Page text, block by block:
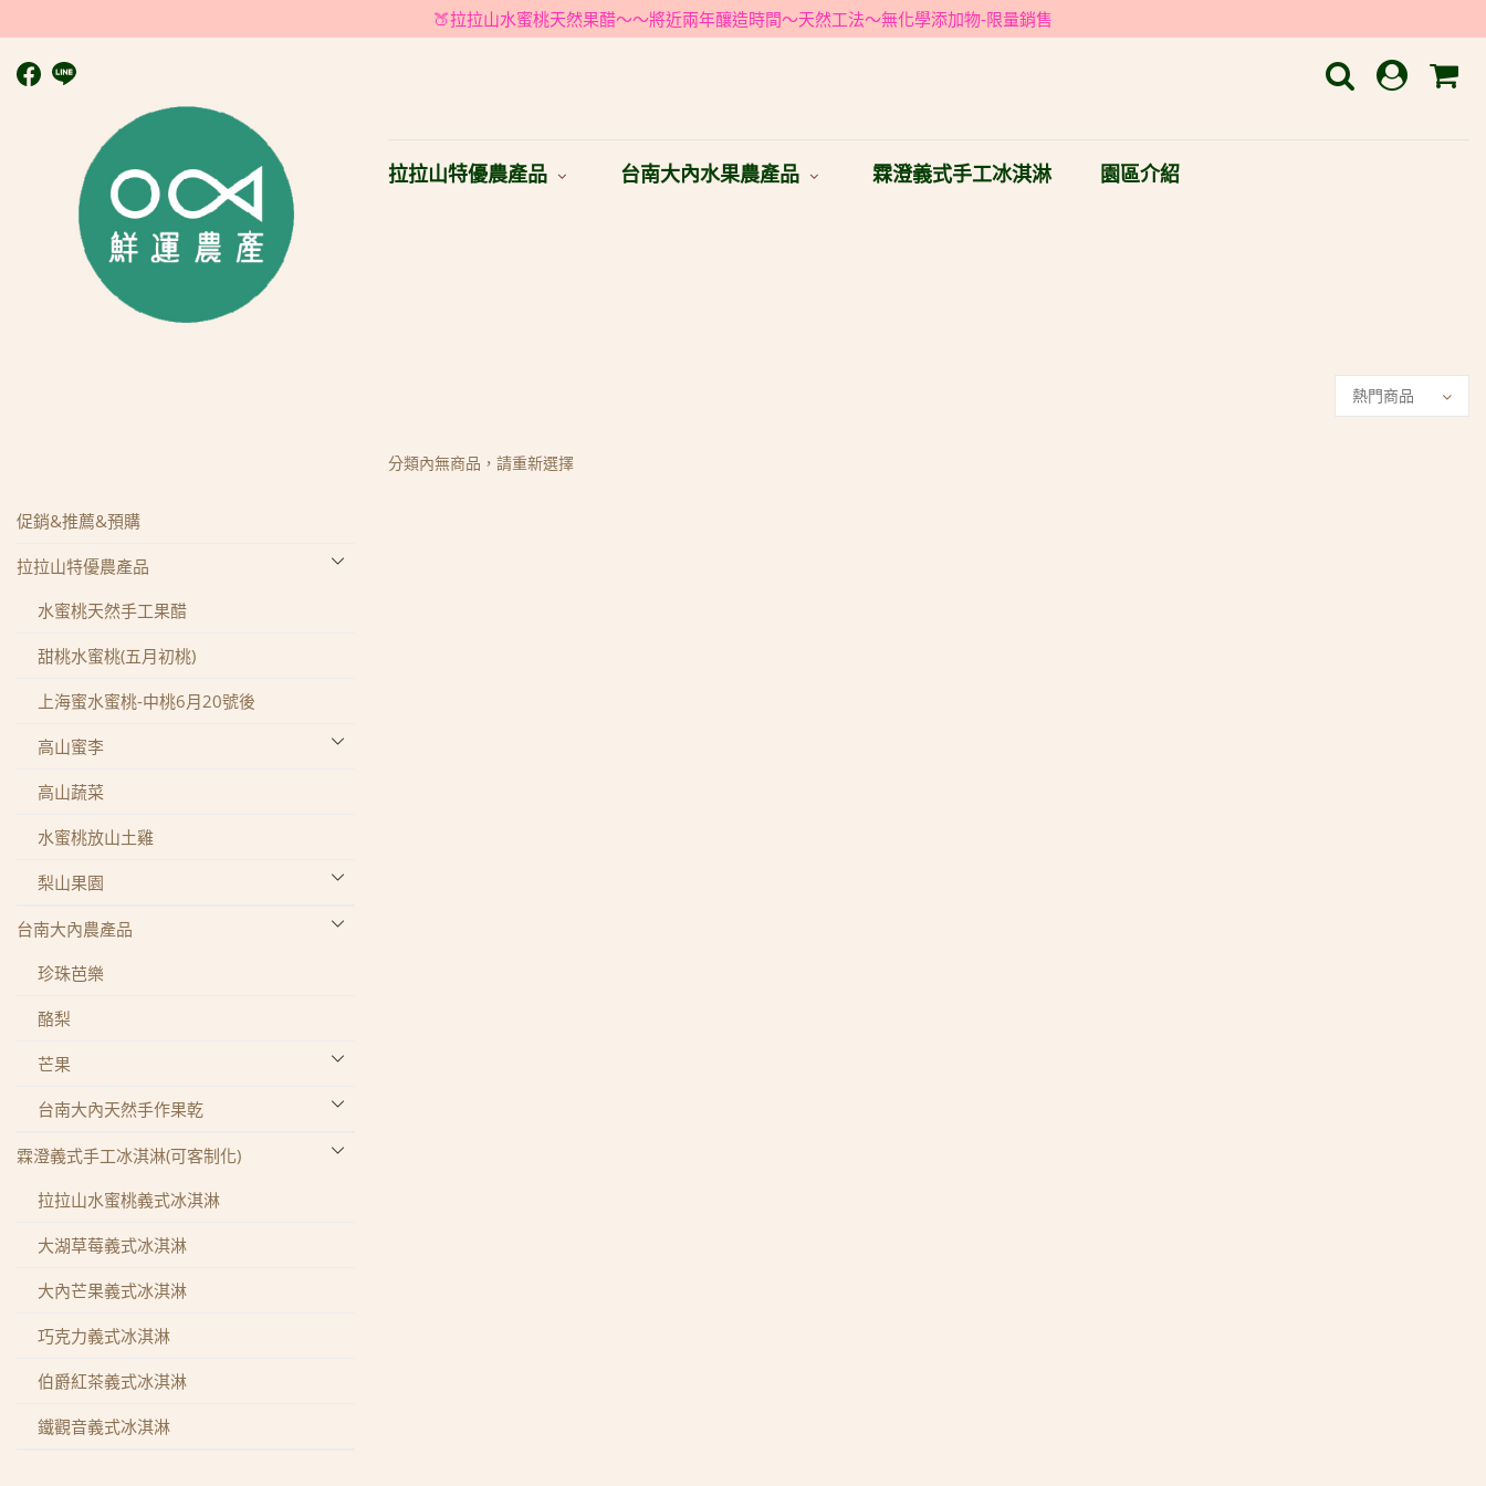
🍑拉拉山水蜜桃天然果醋～～將近兩年釀造時間～天然工法～無化學添加物-限量銷售
拉拉山特優農產品 台南大內水果農產品 霖澄義式手工冰淇淋 園區介紹
分類內無商品，請重新選擇
促銷&推薦&預購
拉拉山特優農產品
水蜜桃天然手工果醋
甜桃水蜜桃(五月初桃)
上海蜜水蜜桃-中桃6月20號後
高山蜜李
蜜李-西瓜李
黃金蜜李-黃蟬
帝皇李-李王
日本李
高山蔬菜
水蜜桃放山土雞
梨山果園
梨山甘露梨
梨山雪梨
台南大內農產品
珍珠芭樂
酪梨
芒果
玉文芒果
紅龍芒果
黑香芒果
愛文芒果
台農 1 號
象牙芒果
台南大內天然手作果乾
芒果乾
芭樂乾
檸檬乾片
鳳梨片
東山龍眼乾
霖澄義式手工冰淇淋(可客制化)
拉拉山水蜜桃義式冰淇淋
大湖草莓義式冰淇淋
大內芒果義式冰淇淋
巧克力義式冰淇淋
伯爵紅茶義式冰淇淋
鐵觀音義式冰淇淋